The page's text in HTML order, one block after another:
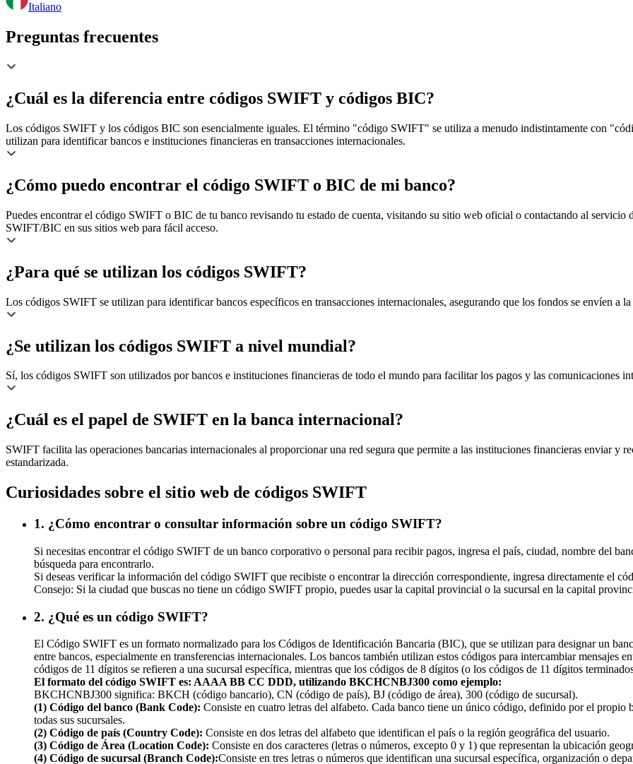
Italiano
Preguntas frecuentes
¿Cuál es la diferencia entre códigos SWIFT y códigos BIC?
Los códigos SWIFT y los códigos BIC son esencialmente iguales. El término "código SWIFT" se utiliza a menudo indistintamente con
utilizan para identificar bancos e instituciones financieras en transacciones internacionales.
¿Cómo puedo encontrar el código SWIFT o BIC de mi banco?
Puedes encontrar el código SWIFT o BIC de tu banco revisando tu estado de cuenta, visitando su sitio web oficial o contactando al servicio
SWIFT/BIC en sus sitios web para fácil acceso.
¿Para qué se utilizan los códigos SWIFT?
Los códigos SWIFT se utilizan para identificar bancos específicos en transacciones internacionales, asegurando que los fondos se envíen a
¿Se utilizan los códigos SWIFT a nivel mundial?
Sí, los códigos SWIFT son utilizados por bancos e instituciones financieras de todo el mundo para facilitar los pagos y las comunicaciones
¿Cuál es el papel de SWIFT en la banca internacional?
SWIFT facilita las operaciones bancarias internacionales al proporcionar una red segura que permite a las instituciones financieras enviar y
estandarizada.
Curiosidades sobre el sitio web de códigos SWIFT
1. ¿Cómo encontrar o consultar información sobre un código SWIFT?
Si necesitas encontrar el código SWIFT de un banco corporativo o personal para recibir pagos, ingresa el país, ciudad, nombre del
búsqueda para encontrarlo.
Si deseas verificar la información del código SWIFT que recibiste o encontrar la dirección correspondiente, ingresa directamente el
Consejo: Si la ciudad que buscas no tiene un código SWIFT propio, puedes usar la capital provincial o la sucursal en la capital
2. ¿Qué es un código SWIFT?
El Código SWIFT es un formato normalizado para los Códigos de Identificación Bancaria (BIC), que se utilizan para designar un
entre bancos, especialmente en transferencias internacionales. Los bancos también utilizan estos códigos para intercambiar mensajes
códigos de 11 dígitos se refieren a una sucursal específica, mientras que los códigos de 8 dígitos (o los códigos de 11 dígitos
El formato del código SWIFT es: AAAA BB CC DDD, utilizando BKCHCNBJ300 como ejemplo:
BKCHCNBJ300 significa: BKCH (código bancario), CN (código de país), BJ (código de área), 300 (código de sucursal).
(1) Código del banco (Bank Code): Consiste en cuatro letras del alfabeto. Cada banco tiene un único código, definido por el propio
todas sus sucursales.
(2) Código de país (Country Code): Consiste en dos letras del alfabeto que identifican el país o la región geográfica del usuario.
(3) Código de Área (Location Code): Consiste en dos caracteres (letras o números, excepto 0 y 1) que representan la ubicación
(4) Código de sucursal (Branch Code):Consiste en tres letras o números que identifican una sucursal específica, organización o